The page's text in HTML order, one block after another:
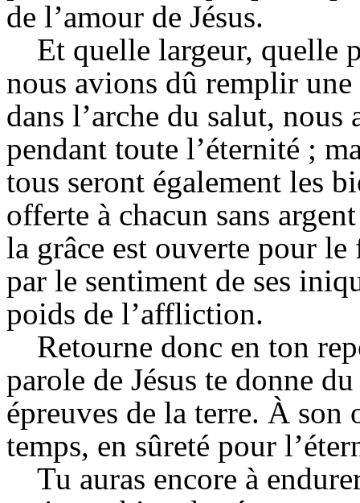
de l’amour de Jésus.
Et quelle largeur, quelle
nous avions dû remplir
dans l’arche du salut,
pendant toute l’éternité ;
tous seront également les
offerte à chacun sans
la grâce est ouverte pour
par le sentiment de ses
poids de l’affliction.
Retourne donc en ton
parole de Jésus te donne
épreuves de la terre. À son
temps, en sûreté pour
Tu auras encore à